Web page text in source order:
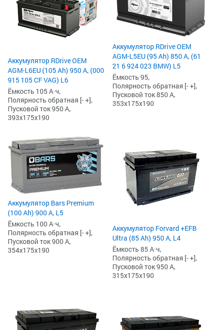
Аккумулятор RDrive OEM
AGM-L6EU (105 Ah) 950 А, (000
915 105 CF VAG) L6
Ёмкость 105 А·ч,
Полярность обратная [- +],
Пусковой ток 950 А,
393x175x190
Аккумулятор RDrive OEM
AGM-L5EU (95 Ah) 850 А, (61
21 6 924 023 BMW) L5
Ёмкость 95,
Полярность обратная [- +],
Пусковой ток 850 А,
353x175x190
Аккумулятор Bars Premium
(100 Ah) 900 А, L5
Ёмкость 100 А·ч,
Полярность обратная [- +],
Пусковой ток 900 А,
354x175x190
Аккумулятор Forvard +EFB
Ultra (85 Ah) 950 А, L4
Ёмкость 85 А·ч,
Полярность обратная [- +],
Пусковой ток 950 А,
315x175x190